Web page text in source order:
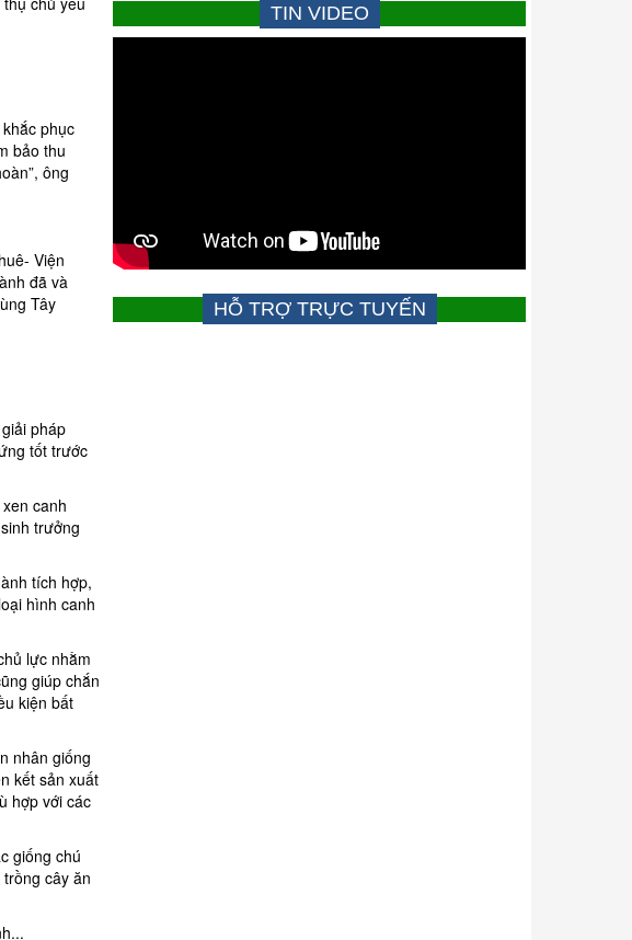
phục
bảo thu
ông
Viện
đã và
Tây
pháp
tốt trước
canh
trưởng
tích hợp,
hình canh
lực nhằm
giúp chắn
kiện bất
nhân giống
kết sản xuất
hợp với các
giống chú
cây ăn
TIN VIDEO
HỖ TRỢ TRỰC TUYẾN